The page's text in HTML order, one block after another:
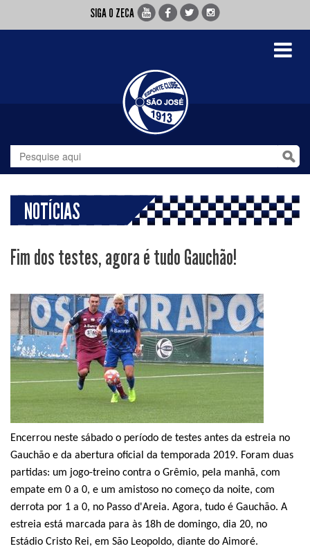
SIGA O ZECA
Toggle
NOTÍCIAS
Fim dos testes, agora é tudo Gauchão!
Encerrou neste sábado o período de testes antes da estreia no
Gauchão e da abertura oficial da temporada 2019. Foram duas
partidas: um jogo-treino contra o Grêmio, pela manhã, com
empate em 0 a 0, e um amistoso no começo da noite, com
derrota por 1 a 0, no Passo d'Areia. Agora, tudo é Gauchão. A
estreia está marcada para às 18h de domingo, dia 20, no
Estádio Cristo Rei, em São Leopoldo, diante do Aimoré.